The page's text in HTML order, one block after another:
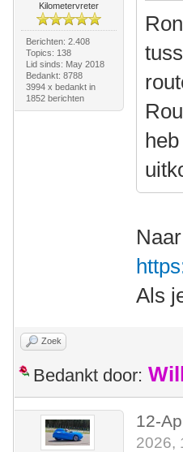
Kilometervreter
Berichten: 2.408
Topics: 138
Lid sinds: May 2018
Bedankt: 8788
3994 x bedankt in
1852 berichten
Als
Zoek
Bedankt door:
12-
2026,